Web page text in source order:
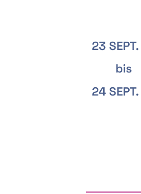
23
bis
24